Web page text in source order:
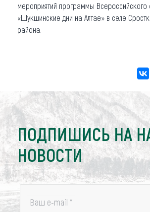
мероприятий программы Всероссийского
«Шукшинские дни на Алтае» в селе
района.
ПОДПИШИСЬ НА
НОВОСТИ
Ваш e-mail *